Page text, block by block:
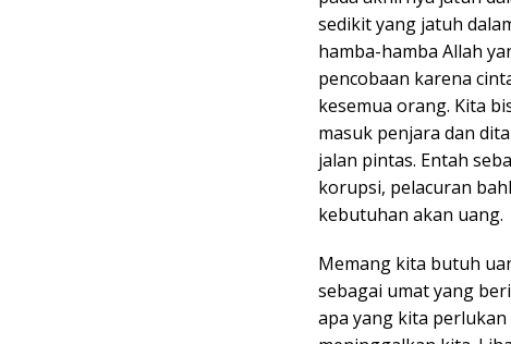
sedikit yang jatuh
hamba-hamba Allah
pencobaan karena
kesemua orang. Kita
masuk penjara dan
jalan pintas. Entah
korupsi, pelacuran
kebutuhan akan uang.
Memang kita butuh
sebagai umat yang
apa yang kita